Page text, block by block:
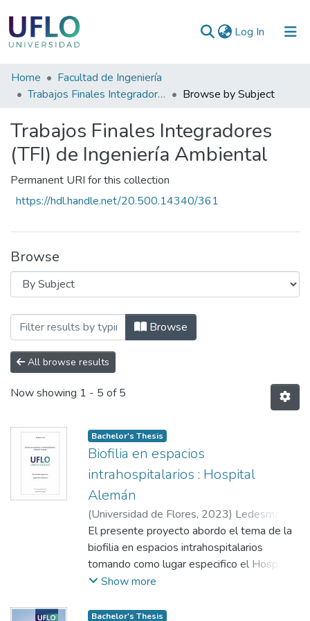
Log In (current)
Communities
&
All of RIUFLO
Home
Facultad de Ingeniería
Trabajos Finales Integradores (TFI) de Ingeniería Ambiental
Browse by Subject
Trabajos Finales Integradores
(TFI) de Ingeniería Ambiental
Permanent URI for this collection
https://hdl.handle.net/20.500.14340/361
Browse
Browsing Trabajos Finales
Browse
All browse results
Now showing 1 - 5 of 5
Bachelor's Thesis
Biofilia en espacios
intrahospitalarios : Hospital
Alemán
(Universidad de Flores, 2023) Ledesma,
Julián Gonzalo;Faggi, Ana
El presente proyecto abordo el tema de la
biofilia en espacios intrahospitalarios
tomando como lugar especifico el Hospital
Alemán. Esta investigación tiene como
verdes del Hospital Alemán desde la
Show more
Bachelor's Thesis